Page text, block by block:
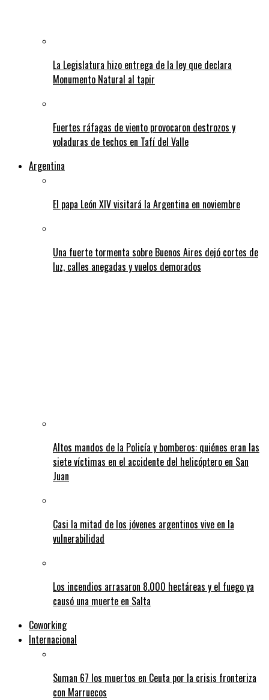
La Legislatura hizo entrega de la ley que declara
Monumento Natural al tapir
Fuertes ráfagas de viento provocaron destrozos y
voladuras de techos en Tafí del Valle
Argentina
El papa León XIV visitará la Argentina en noviembre
Una fuerte tormenta sobre Buenos Aires dejó cortes de
luz, calles anegadas y vuelos demorados
Altos mandos de la Policía y bomberos: quiénes eran las
siete víctimas en el accidente del helicóptero en San
Juan
Casi la mitad de los jóvenes argentinos vive en la
vulnerabilidad
Los incendios arrasaron 8.000 hectáreas y el fuego ya
causó una muerte en Salta
Coworking
Internacional
Suman 67 los muertos en Ceuta por la crisis fronteriza
con Marruecos